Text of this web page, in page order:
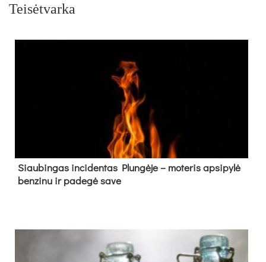
Teisėtvarka
Siau­bin­gas in­ci­den­tas Plun­gė­je – mo­te­ris ap­si­py­lė
ben­zi­nu ir pa­de­gė sa­ve